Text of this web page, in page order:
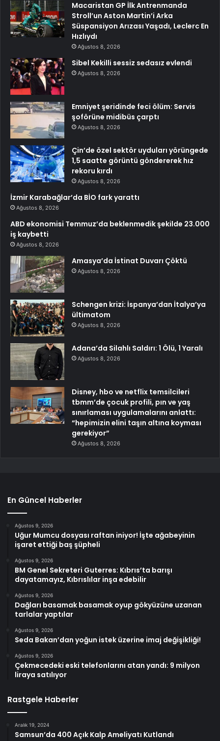
Macaristan GP İlk Antrenmanda
Stroll’un Aston Martin’i Arka
Süspansiyon Arızası Yaşadı, Leclerc En
Hızlıydı
Ağustos 8, 2026
Sibel Kekilli sessiz sedasız evlendi
Ağustos 8, 2026
Emniyet şeridinde feci ölüm: Servis
şoförüne midibüs çarptı
Ağustos 8, 2026
Çin’de özel sektör uyduları yörüngede
1,5 saatte görüntü göndererek hız
rekoru kırdı
Ağustos 8, 2026
İzmir Karabağlar’da BİO fark yarattı
Ağustos 8, 2026
ABD ekonomisi Temmuz’da beklenmedik şekilde 23.000
iş kaybetti
Ağustos 8, 2026
Amasya’da İstinat Duvarı Çöktü
Ağustos 8, 2026
Schengen krizi: İspanya’dan İtalya’ya
ültimatom
Ağustos 8, 2026
Adana’da Silahlı Saldırı: 1 Ölü, 1 Yaralı
Ağustos 8, 2026
Disney, hbo ve netflix temsilcileri
tbmm’de çocuk profili, pın ve yaş
sınırlaması uygulamalarını anlattı:
“hepimizin elini taşın altına koyması
gerekiyor”
Ağustos 8, 2026
En Güncel Haberler
Ağustos 9, 2026
Uğur Mumcu dosyası raftan iniyor! İşte ağabeyinin
işaret ettiği baş şüpheli
Ağustos 9, 2026
BM Genel Sekreteri Guterres: Kıbrıs’ta barışı
dayatamayız, Kıbrıslılar inşa edebilir
Ağustos 9, 2026
Dağları basamak basamak oyup gökyüzüne uzanan
tarlalar yaptılar
Ağustos 9, 2026
Seda Bakan’dan yoğun istek üzerine imaj değişikliği!
Ağustos 9, 2026
Çekmecedeki eski telefonlarını atan yandı: 9 milyon
liraya satılıyor
Rastgele Haberler
Aralık 19, 2024
Samsun’da 400 Açık Kalp Ameliyatı Kutlandı